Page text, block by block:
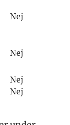
Nej
Nej
Nej
Nej